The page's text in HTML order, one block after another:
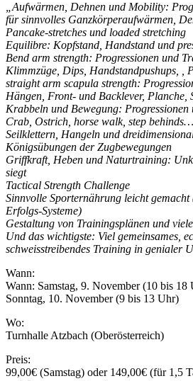
„Aufwärmen, Dehnen und Mobility:
für sinnvolles Ganzkörperaufwärmen,
Pancake-stretches und loaded stretching
Equilibre: Kopfstand, Handstand und
Bend arm strength: Progressionen und
Klimmzüge, Dips, Handstandpushups, ,
straight arm scapula strength:
Hängen, Front- und Backlever, Planche,
Krabbeln und Bewegung:
Crab, Ostrich, horse walk, step behinds…
Seilklettern, Hangeln und
Königsübungen der Zugbewegungen
Griffkraft, Heben und Naturtraining:
siegt
Tactical Strength Challenge
Sinnvolle Sporternährung leicht gemacht
Erfolgs-Systeme)
Gestaltung von Trainingsplänen und
Und das wichtigste: Viel gemeinsames,
schweisstreibendes Training in genialer
Wann:
Wann: Samstag, 9. November (10 bis 18
Sonntag, 10. November (9 bis 13 Uhr)
Wo:
Turnhalle Atzbach (Oberösterreich)
Preis:
99,00€ (Samstag) oder 149,00€ (für 1,5